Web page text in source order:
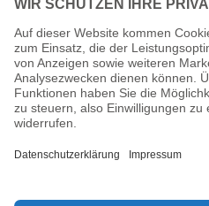
und Struktur
29. April 2025
Previous post
Bitcoin Kauf-Runde: Saylor signalisiert
Next post